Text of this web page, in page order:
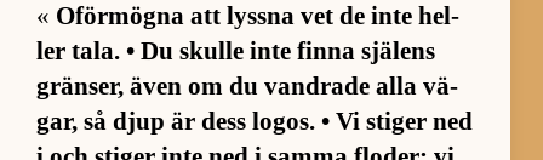
« Oför­mögna att lyssna vet de inte hel­
ler ta­la. • Du skulle inte finna sjä­lens
grän­ser, även om du vand­rade alla vä­
gar, så djup är dess lo­gos. • Vi sti­ger ned